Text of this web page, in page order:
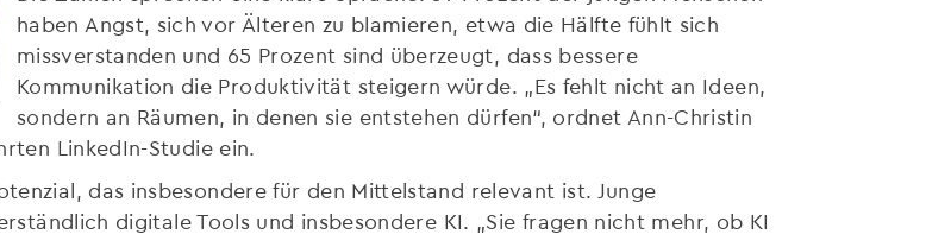
haben Angst, sich vor Älteren zu blamieren, etwa die Hälfte fühlt sich
missverstanden und 65 Prozent sind überzeugt, dass bessere
Kommunikation die Produktivität steigern würde. „Es fehlt nicht an Ideen,
sondern an Räumen, in denen sie entstehen dürfen“, ordnet Ann-Christin
LinkedIn-Studie ein.
das insbesondere für den Mittelstand relevant ist. Junge
digitale Tools und insbesondere KI. „Sie fragen nicht mehr, ob KI